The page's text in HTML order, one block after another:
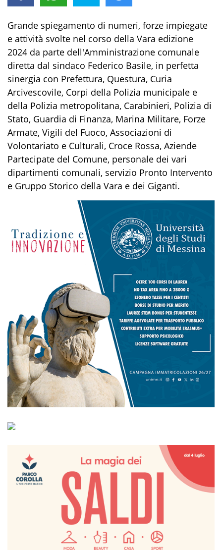
Grande spiegamento di numeri, forze impiegate
e attività svolte nel corso della Vara edizione
2024 da parte dell'Amministrazione comunale
diretta dal sindaco Federico Basile, in perfetta
sinergia con Prefettura, Questura, Curia
Arcivescovile, Corpi della Polizia municipale e
della Polizia metropolitana, Carabinieri, Polizia di
Stato, Guardia di Finanza, Marina Militare, Forze
Armate, Vigili del Fuoco, Associazioni di
Volontariato e Culturali, Croce Rossa, Aziende
Partecipate del Comune, personale dei vari
dipartimenti comunali, servizio Pronto Intervento
e Gruppo Storico della Vara e dei Giganti.